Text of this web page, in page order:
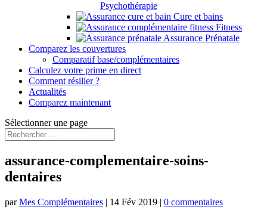
Psychothérapie
Cure et bains
Fitness
Assurance Prénatale
Comparez les couvertures
Comparatif base/complémentaires
Calculez votre prime en direct
Comment résilier ?
Actualités
Comparez maintenant
Sélectionner une page
assurance-complementaire-soins-
dentaires
parMes Complémentaires | 14 Fév 2019 | 0 commentaires